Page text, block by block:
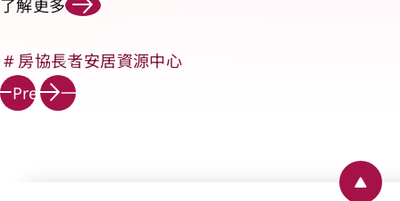
了解更多
房協長者安居資源中心
Prev
下
一